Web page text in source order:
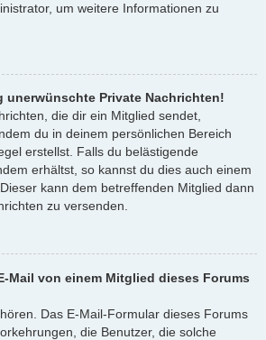
um weitere Informationen zu
unerwünschte Private Nachrichten!
die dir ein Mitglied sendet,
du in deinem persönlichen Bereich
erstellst. Falls du belästigende
erhältst, so kannst du dies auch einem
kann dem betreffenden Mitglied dann
zu versenden.
Mail von einem Mitglied dieses Forums
Das E-Mail-Formular dieses Forums
die Benutzer, die solche